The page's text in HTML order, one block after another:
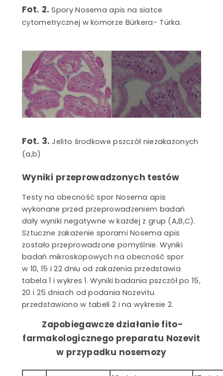
Fot. 2. Spory Nosema apis na siatce
cytometrycznej w komorze Bürkera- Türka.
Fot. 3.Jelito środkowe pszczół niezakażonych
(a,b)
Wyniki przeprowadzonych testów
Testy na obecność spor Nosema apis
wykonane przed przeprowadzeniem badań
dały wyniki negatywne w każdej z grup (A,B,C).
Sztuczne zakażenie sporami Nosema apis
zostało przeprowadzone pomyślnie. Wyniki
badań mikroskopowych na obecność spor
w 10, 15 i 22 dniu od zakażenia przedstawia
tabela 1 i wykres 1. Wyniki badania pszczół po 15,
20 i 25 dniach od podania Nozevitu
przedstawiono w tabeli 2 i na wykresie 2.
Zapobiegawcze działanie fito-
farmakologicznego preparatu Nozevit
w przypadku nosemozy